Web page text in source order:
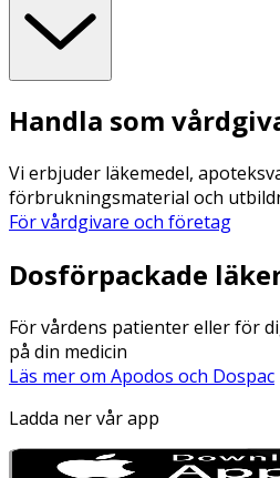
Handla som
Vi erbjuder läkemedel,
förbrukningsmaterial och
För vårdgivare och företag
Dosförpackade
För vårdens patienter eller för
på din medicin
Läs mer om Apodos och Dospac
Ladda ner vår app